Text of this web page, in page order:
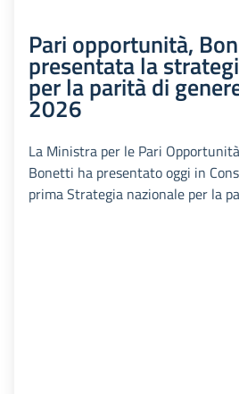
Pari opportunità,
presentata la
per la parità di
2026
La Ministra per le Pari
Bonetti ha presentato oggi in
prima Strategia nazionale per la